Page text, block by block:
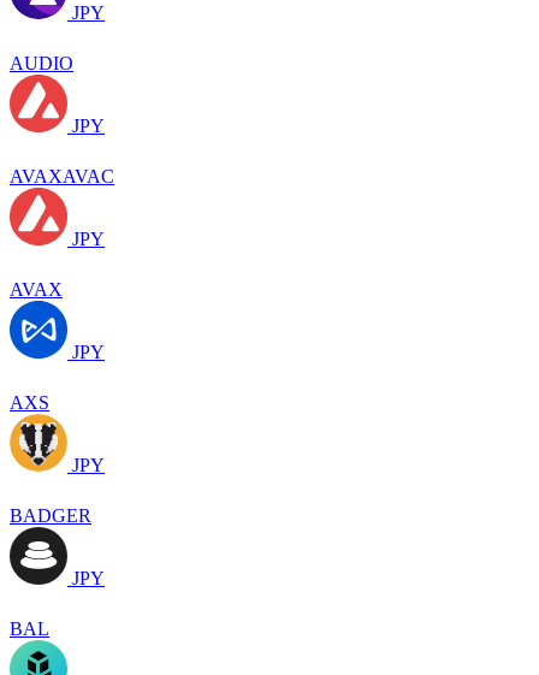
JPY
AUDIO
JPY
AVAXAVAC
JPY
AVAX
JPY
AXS
JPY
BADGER
JPY
BAL